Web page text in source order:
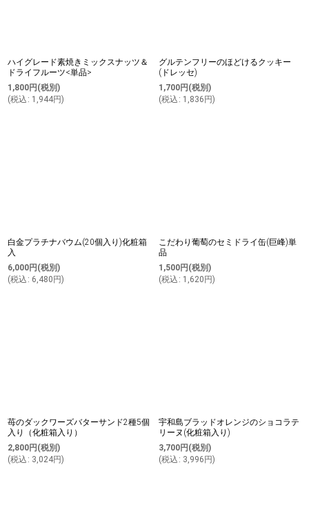
ハイグレード素焼きミックスナッツ＆
ドライフルーツ<単品>
1,800円 (税別)
(税込 : 1,944円)
グルテンフリーのほどけるクッキー
(ドレッセ)
1,700円 (税別)
(税込 : 1,836 円)
白金プラチナバウム(20個入り)化粧箱
入
6,000円 (税別)
(税込 : 6,480 円)
こだわり葡萄のセミドライ缶(巨峰)単
品
1,500円 (税別)
(税込 : 1,620 円)
苺のダックワーズバターサンド2種5個
入り（化粧箱入り）
2,800円 (税別)
(税込 : 3,024円)
宇和島ブラッドオレンジのショコラテ
リーヌ(化粧箱入り)
3,700円 (税別)
(税込 : 3,996 円)